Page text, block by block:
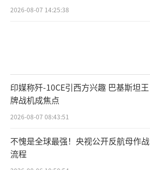
2026-08-07 14:25:38
印媒称歼-10CE引西方兴趣 巴基斯坦王
牌战机成焦点
2026-08-07 08:43:51
不愧是全球最强！央视公开反航母作战
流程